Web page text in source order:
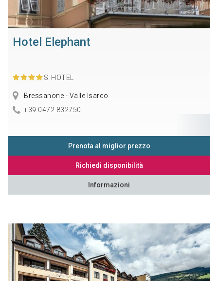
Hotel Elephant
S HOTEL
Bressanone - Valle Isarco
+39 0472 832750
Prenota al miglior prezzo
Richiedi disponibilità
Informazioni